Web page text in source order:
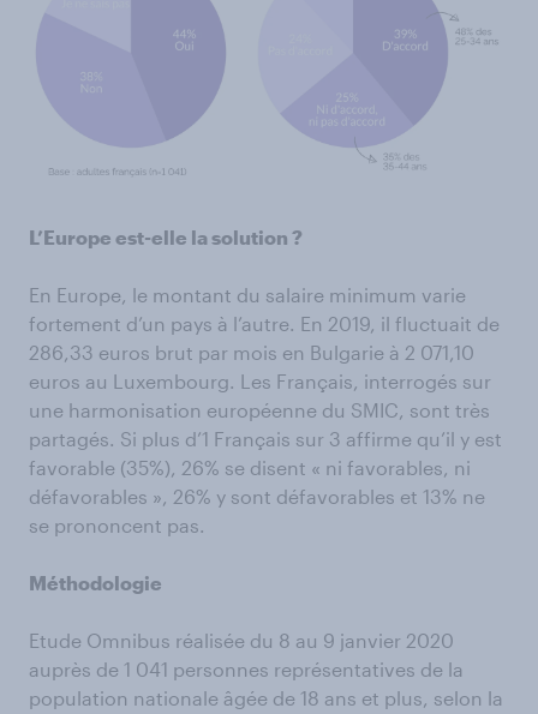
L’Europe est-elle la solution ?
En Europe, le montant du salaire minimum varie
fortement d’un pays à l’autre. En 2019, il fluctuait de
286,33 euros brut par mois en Bulgarie à 2 071,10
euros au Luxembourg. Les Français, interrogés sur
une harmonisation européenne du SMIC, sont très
partagés. Si plus d’1 Français sur 3 affirme qu’il y est
favorable (35%), 26% se disent « ni favorables, ni
défavorables », 26% y sont défavorables et 13% ne
se prononcent pas.
Méthodologie
Etude Omnibus réalisée du 8 au 9 janvier 2020
auprès de 1 041 personnes représentatives de la
population nationale âgée de 18 ans et plus, selon la